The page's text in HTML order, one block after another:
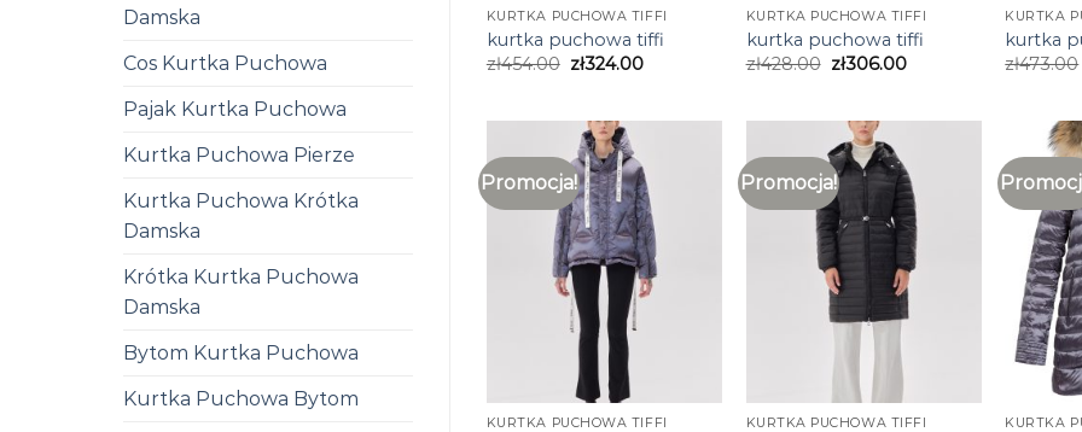
Damska
Cos Kurtka Puchowa
Pajak Kurtka Puchowa
Kurtka Puchowa Pierze
Kurtka Puchowa Krótka
Damska
Krótka Kurtka Puchowa
Damska
Bytom Kurtka Puchowa
Kurtka Puchowa Bytom
KURTKA PUCHOWA TIFFI
kurtka puchowa tiffi
zł454.00 zł324.00
KURTKA PUCHOWA TIFFI
kurtka puchowa tiffi
zł428.00 zł306.00
KURTKA
kurtka
zł473.00
Promocja!
KURTKA PUCHOWA TIFFI
Promocja!
KURTKA PUCHOWA TIFFI KURTKA